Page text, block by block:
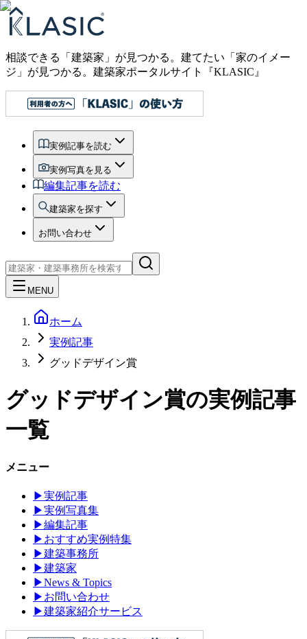
相談できる「建築家」が見つかる。建てたい「家のイメー
ジ」が見つかる。 建築家ポータルサイト『KLASIC』
実例記事を読む
実例写真を見る
編集記事を読む
建築家を探す
お問い合わせ
MENU
ホーム
実例記事
グッドデザイン賞
グッドデザイン賞の実例記事
一覧
メニュー
▶実例記事
▶実例写真集
▶編集記事
▶ おすすめ実例特集
▶建築事務所
▶建築家
▶News & Topics
▶ お問い合わせ
▶建築家紹介サービス